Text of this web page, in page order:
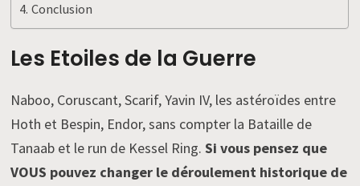
Conclusion
Les Etoiles de la Guerre
Naboo, Coruscant, Scarif, Yavin IV, les astéroïdes entre
Hoth et Bespin, Endor, sans compter la Bataille de
Tanaab et le run de Kessel Ring.Si vous pensez que
VOUS pouvez changer le déroulement historique de